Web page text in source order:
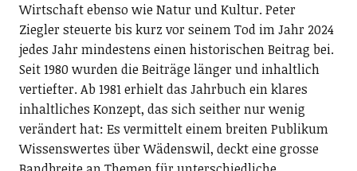
Wirtschaft ebenso wie Natur und Kultur. Peter
Ziegler steuerte bis kurz vor seinem Tod im Jahr 2024
jedes Jahr mindestens einen historischen Beitrag bei.
Seit 1980 wurden die Beiträge länger und inhaltlich
vertiefter. Ab 1981 erhielt das Jahrbuch ein klares
inhaltliches Konzept, das sich seither nur wenig
verändert hat: Es vermittelt einem breiten Publikum
Wissenswertes über Wädenswil, deckt eine grosse